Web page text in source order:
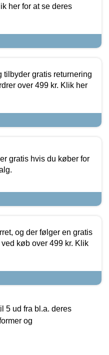
her for at se deres
tilbyder gratis returnering
over 499 kr. Klik her
gratis hvis du køber for
og der følger en gratis
køb over 499 kr. Klik
5 ud fra bl.a. deres
og